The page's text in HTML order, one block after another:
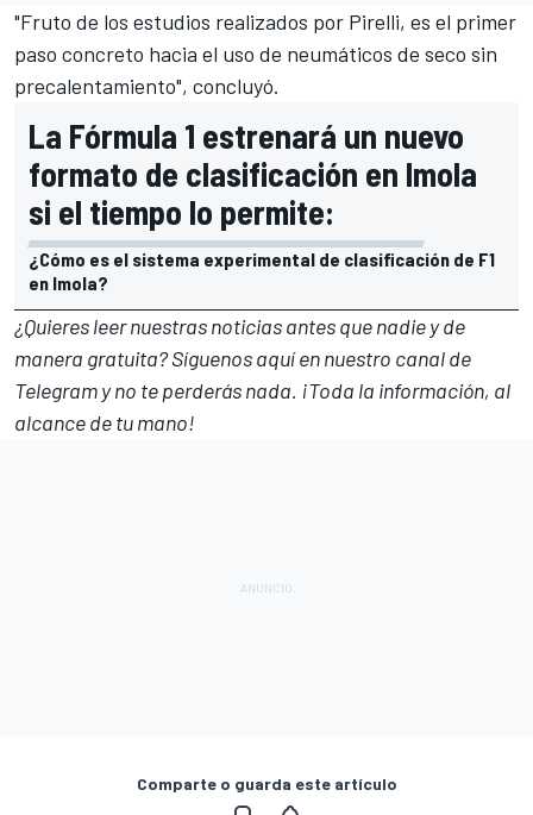
"Fruto de los estudios realizados por Pirelli, es el primer
paso concreto hacia el uso de neumáticos de seco sin
precalentamiento", concluyó.
La Fórmula 1 estrenará un nuevo
formato de clasificación en Imola
si el tiempo lo permite:
¿Cómo es el sistema experimental de clasificación de F1
en Imola?
¿Quieres leer nuestras noticias antes que nadie y de
manera gratuita? Síguenosaquí en nuestro canal de
Telegramy no te perderás nada. ¡Toda la información, al
alcance de tu mano!
Comparte o guarda este artículo